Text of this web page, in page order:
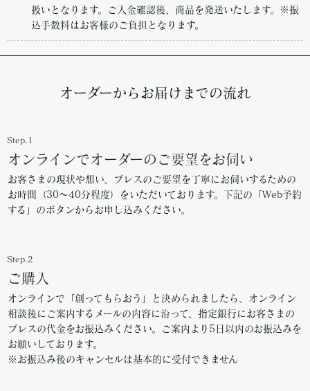
扱いとなります。ご入金確認後、商品を発送いたします。※振
込手数料はお客様のご負担となります。
オーダーからお届けまでの流れ
Step.1
オンラインでオーダーのご要望をお伺い
お客さまの現状や想い、ブレスのご要望を丁寧にお伺いするための
お時間（30～40分程度）をいただいております。下記の「Web予約
する」のボタンからお申し込みください。
Step.2
ご購入
オンラインで「創ってもらおう」と決められましたら、オンライン
相談後にご案内するメールの内容に沿って、指定銀行にお客さまの
ブレスの代金をお振込みください。ご案内より5日以内のお振込みを
お願いしております。
※お振込み後のキャンセルは基本的に受付できません